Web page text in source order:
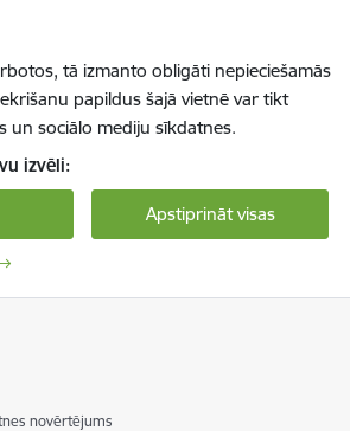
tā izmanto obligāti nepieciešamās
papildus šajā vietnē var tikt
un sociālo mediju sīkdatnes.
izvēli:
Apstiprināt visas
novērtējums